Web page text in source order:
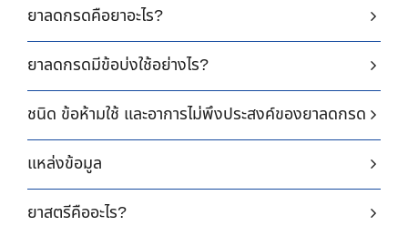
ยาลดกรดคือยาอะไร?
ยาลดกรดมีข้อบ่งใช้อย่างไร?
ชนิด ข้อห้ามใช้ และอาการไม่พึงประสงค์ของยาลดกรด
แหล่งข้อมูล
ยาสตรีคืออะไร?